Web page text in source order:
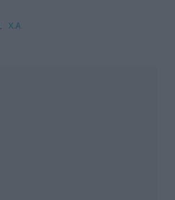
Χ.Α.